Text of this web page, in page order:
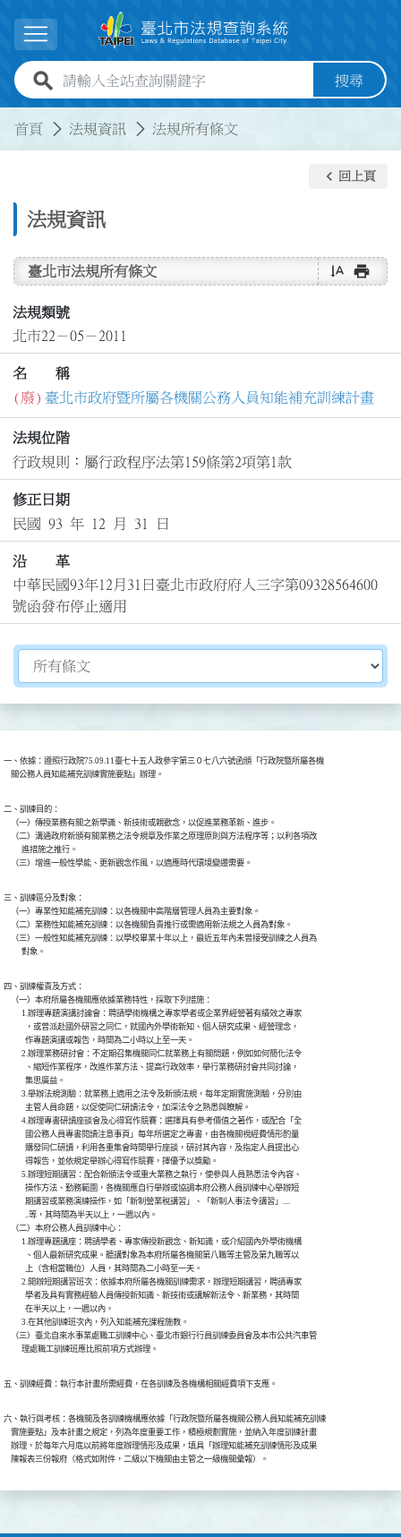
展開選單
全站查詢關鍵字欄位 搜尋
首頁 法規資訊 法規所有條文
法規資訊
keyboard_arrow_left 回上頁
臺北市法規所有條文 text_rotate_vertical print
法規類號
北市22－05－2011
名 稱
(廢) 臺北市政府暨所屬各機關公務人員知能補充訓練計畫
法規位階
行政規則：屬行政程序法第159條第2項第1款
修正日期
民國 93 年 12 月 31 日
沿 革
中華民國93年12月31日臺北市政府府人三字第09328564600
號函發布停止適用
切換選擇法規資訊內容
一、依據：遵照行政院75.09.11臺七十五人政參字第三０七八六號函頒「行政院暨所屬各機
    關公務人員知能補充訓練實施要點」辦理。
二、訓練目的：
    （一）傳授業務有關之新學識、新技術或親歡念，以促進業務革新、進步。
    （二）溝通政府新頒有關業務之法令規章及作業之原理原則與方法程序等；以利各項改
          進措施之推行。
三、訓練區分及對象：
    （一）專業性知能補充訓練：以各機關中高階層管理人員為主要對象。
    （二）業務性知能補充訓練：以各機關負責推行或需適用新法規之人員為對象。
    （三）一般性知能補充訓練：以學校畢業十年以上，最近五年內未曾接受訓練之人員為
          對象。
四、訓練權責及方式：
    （一）本府所屬各機關應依據業務特性，採取下列措施：
          1.辦理專題演講討論會：聘請學術機構之專家學者或企業界經營著有績效之專家
            ，或曾派赴國外研習之同仁，就國內外學術新知、個人研究成果、經營理念，
            作專題演講或報告，時間為二小時以上至一天。
          2.辦理業務研討會：不定期召集機關同仁就業務上有關問題，例如如何簡化法令
            、縮短作業程序，改進作業方法、提高行政效率，舉行業務研討會共同討論，
            集思廣益。
          3.舉辦法規測驗：就業務上適用之法令及新頒法規，每年定期實施測驗，分別由
            主管人員命題，以促使同仁研讀法令，加深法令之熟悉與瞭解。
          4.辦理專書研讀座談會及心得寫作競賽：選擇具有參考價值之著作，或配合「全
            國公務人員專書閱讀注意事頁」每年所選定之專書，由各機關視經費情形酌量
            購發同仁研讀，利用各重集會時間舉行座談，研討其內容，及指定人員提出心
            得報告，並依規定舉辦心得寫作競賽，擇優予以獎勵。
          5.辦理短期講習：配合新頒法令或重大業務之執行，使參與人員熟悉法令內容、
            操作方法、勤務範圍，各機關應自行舉辦或協調本府公務人員訓練中心舉辦短
            期講習或業務演練操作，如「新制營業稅講習」、「新制人事法令講習」....
            ..等，其時間為半天以上，一週以內。
    （二）本府公務人員訓練中心：
          1.辦理專題講座：聘請學者、專家傳授新觀念、新知識，或介紹國內外學術機構
            、個人最新研究成果。聽講對象為本府所屬各機關第八職等主管及第九職等以
            上（含相當職位）人員，其時間為二小時至一天。
          2.開辦短期講習班次：依據本府所屬各機關訓練需求，辦理短期講習，聘請專家
            學者及具有實務經驗人員傳授新知識、新技術或講解新法令、新業務，其時間
            在半天以上，一週以內。
          3.在其他訓練班次內，列入知能補充課程施教。
    （三）臺北自來水事業處職工訓練中心、臺北市銀行行員訓練委員會及本市公共汽車管
五、訓練經費：執行本計畫所需經費，在各訓練及各機構相關經費項下支應。
六、執行與考核：各機關及各訓練機構應依據「行政院暨所屬各機關公務人員知能補充訓練
    實施要點」及本計畫之規定，列為年度重要工作，積極規劃實施，並納入年度訓練計畫
    辦理，於每年六月底以前將年度辦理情形及成果，填具「辦理知能補充訓練情形及成果
    陳報表三份報府（格式如附件，二級以下機關由主管之一級機關彙報）。